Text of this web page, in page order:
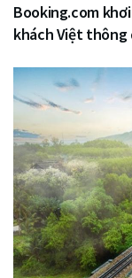
Booking.com
khách Việt thông